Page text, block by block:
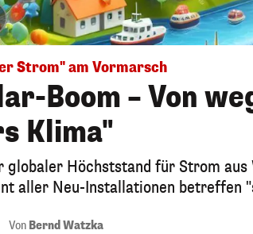
Strom" am Vormarsch
Boom – Von
Klima"
globaler Höchststand für Strom
aller Neu-Installationen betreffen
Von Bernd Watzka